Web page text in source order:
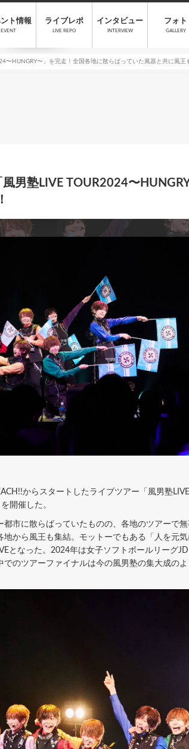
ト情報
EVENT
ライブレポ
LIVE REPO
インタビュー
INTERVIEW
フォト
GALLERY
HUNGRY〜」を完走！全国各地に散らばっていた風器と共に風王
男塾LIVE TOUR2024〜
からスタートしたライブツアー「風男塾
開催した。
市に散らばっていたものの、各地のツアーで
から風王も集結。モットーでもある「人を元
となった。2024年は女子ソフトボールリーグ
のツアーファイナルは今の風男塾の集大成のよ